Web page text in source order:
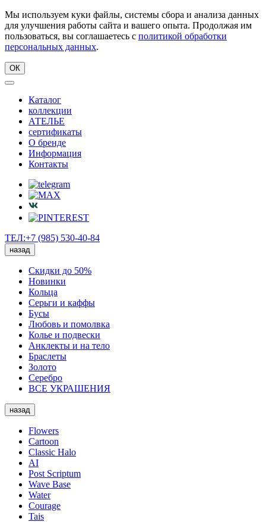
Мы используем куки файлы, системы сбора и анализа данных
для улучшения работы сайта и вашего опыта. Продолжая им
пользоваться, вы соглашаетесь с политикой обработки
персональных данных.
ОК
Каталог
коллекции
АТЕЛЬЕ
сертификаты
О бренде
Информация
Контакты
ТЕЛ:+7 (985) 530-40-84
назад
Скидки до 50%
Новинки
Кольца
Серьги и каффы
Бусы
Любовь и помолвка
Колье и подвески
Анклекты и на тело
Браслеты
Золото
Серебро
ВСЕ УКРАШЕНИЯ
назад
Flowers
Cartoon
Classic Halo
AI
Post Scriptum
Wave Base
Water
Courage
Tais